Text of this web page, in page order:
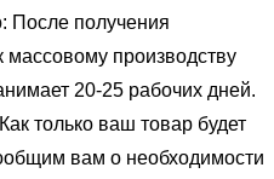
После получения
производству
20-25 рабочих дней.
только ваш товар будет
вам о необходимости